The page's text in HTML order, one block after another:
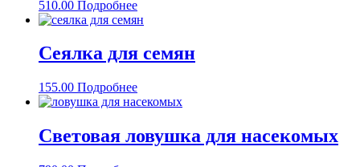
510.00 Подробнее
Сеялка для семян
155.00 Подробнее
Световая ловушка для насекомых